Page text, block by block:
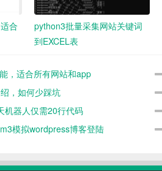
合
python3批量采集网站关键词
到EXCEL表
，适合所有网站和app
，如何少踩坑
机器人仅需20行代码
模拟wordpress博客登陆